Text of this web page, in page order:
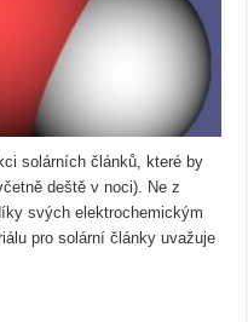
solárních článků, které by
deště v noci). Ne z
svých elektrochemickým
pro solární články uvažuje